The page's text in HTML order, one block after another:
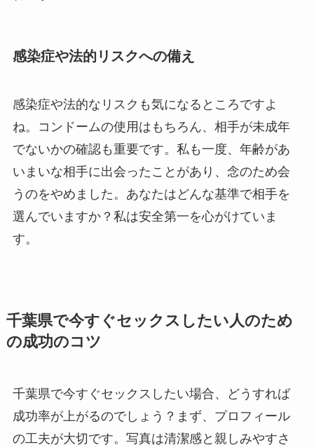
感染症や法的リスクへの備え
感染症や法的なリスクも気になるところですよ
ね。コンドームの使用はもちろん、相手が未成年
でないかの確認も重要です。私も一度、年齢があ
いまいな相手に出会ったことがあり、念のため会
うのをやめました。あなたはどんな基準で相手を
選んでいますか？私は安全第一を心がけていま
す。
千葉県で今すぐセックスしたい人のため
の成功のコツ
千葉県で今すぐセックスしたい場合、どうすれば
成功率が上がるのでしょう？まず、プロフィール
の工夫が大切です。写真は清潔感と親しみやすさ